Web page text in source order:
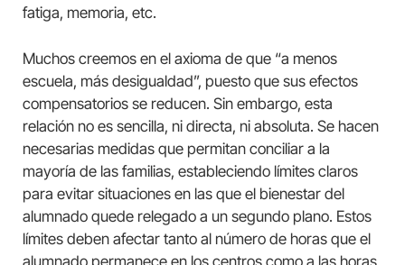
fatiga, memoria, etc.
Muchos creemos en el axioma de que “a menos
escuela, más desigualdad”, puesto que sus efectos
compensatorios se reducen. Sin embargo, esta
relación no es sencilla, ni directa, ni absoluta. Se hacen
necesarias medidas que permitan conciliar a la
mayoría de las familias, estableciendo límites claros
para evitar situaciones en las que el bienestar del
alumnado quede relegado a un segundo plano. Estos
límites deben afectar tanto al número de horas que el
alumnado permanece en los centros como a las horas